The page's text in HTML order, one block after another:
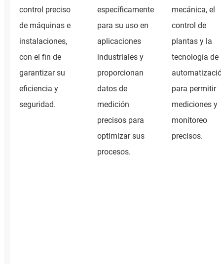
control preciso
de máquinas e
instalaciones,
con el fin de
garantizar su
eficiencia y
seguridad.
específicamente
para su uso en
aplicaciones
industriales y
proporcionan
datos de
medición
precisos para
optimizar sus
procesos.
mecánica, el
control de
plantas y la
tecnología de
para permitir
mediciones y
monitoreo
precisos.